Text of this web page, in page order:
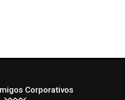
Corporativos